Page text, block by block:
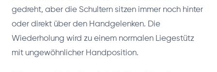
gedreht, aber die Schultern sitzen immer noch hinter
oder direkt über den Handgelenken. Die
Wiederholung wird zu einem normalen Liegestütz
mit ungewöhnlicher Handposition.